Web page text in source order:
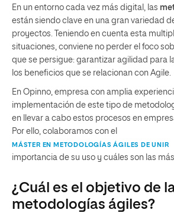
En un entorno cada vez más digital, las
están siendo clave en una gran variedad
proyectos. Teniendo en cuenta esta
situaciones, conviene no perder el foco
que se persigue: garantizar agilidad para
los beneficios que se relacionan con Agile.
En Opinno, empresa con amplia
implementación de este tipo de
en llevar a cabo estos procesos en
Por ello, colaboramos con el
MÁSTER EN METODOLOGÍAS ÁGILES DE UNIR
importancia de su uso y cuáles son las
¿Cuál es el objetivo de
metodologías ágiles?